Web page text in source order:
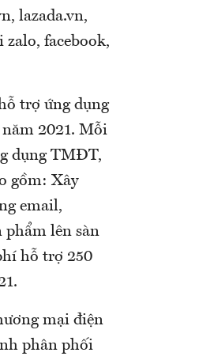
lazada.vn,
zalo, facebook,
trợ ứng dụng
2021. Mỗi
dụng TMĐT,
gồm: Xây
email,
phẩm lên sàn
hỗ trợ 250
mại điện
phân phối